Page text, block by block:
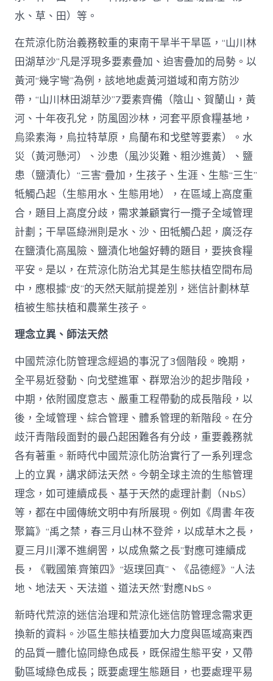
水、草、田）等。
在荒涼化防治義務較重的東南干旱半干旱區，“山川林
田湖草沙”凡是浮現多要素疊加、迫害疊加的局勢。以
黃河“幾字彎”為例，該地地處黃河道域和南方防沙
帶，“山川林田湖草沙”7要素齊備（陰山、賀蘭山，黃
河、十年夜孔兌，防風固沙林，河套平原食糧基地，
烏梁素海，烏拉特草原，烏蘭布和戈壁等要素）。水
災（黃河懸河）、沙患（風沙災難、粗沙進黃）、鹽
患（鹽漬化）“三害”疊加，生孩子、生涯、生態“三生”
牴觸凸起（生態用水、生態用地），在區域上高度重
合，題目上高度分歧，需求兼顧實行一攬子全域管理
計劃；干旱區綠洲則是水、沙、田牴觸凸起，廣泛存
在鹽漬化高風險、鹽漬化地盤好轉的題目，要挾食糧
平安。是以，在荒涼化防治尤其是生態扶植空間布局
中，應根據“皮”的天然天賦前提差別，迷信計劃林草
植被生態扶植和農業生孩子。
理念立異、師法天然
中國荒涼化防管理念經過的事況了3個階段。晚期，
全平易近發動、向戈壁進軍、群眾治沙的起步階段，
中期，依附國度意志、嚴重工程帶動的成長階段，以
後，全域管理、綜合管理、體系管理的新階段。在分
歧汗青階段面對的最凸起困難各有分歧，重要義務就
各有著重。新時代中國荒涼化防治實行了一系列理念
上的立異，講求師法天然。今朝全球主流的生態管理
理念，如可連續成長、基于天然的處理計劃（NbS）
等，都在中國傳統文明中有所展現。例如《周書·年夜
聚篇》“禹之禁，春三月山林不登斧，以成草木之長，
夏三月川澤不進網罟，以成魚鱉之長”對應可連續成
長，《戰國策·齊策四》“返璞回真”、《品德經》“人法
地、地法天、天法道、道法天然”對應NbS。
新時代荒涼的迷信治理和荒涼化迷信防管理念需求更
換新的資料。沙區生態扶植要加大力度與區域高東西
的品質一體化協同綠色成長，既保證生態平安，又帶
動區域綠色成長；既要處理生態題目，也要處理平易